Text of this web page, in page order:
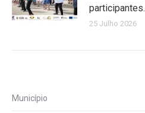
participantes.
25 Julho 2026
Município